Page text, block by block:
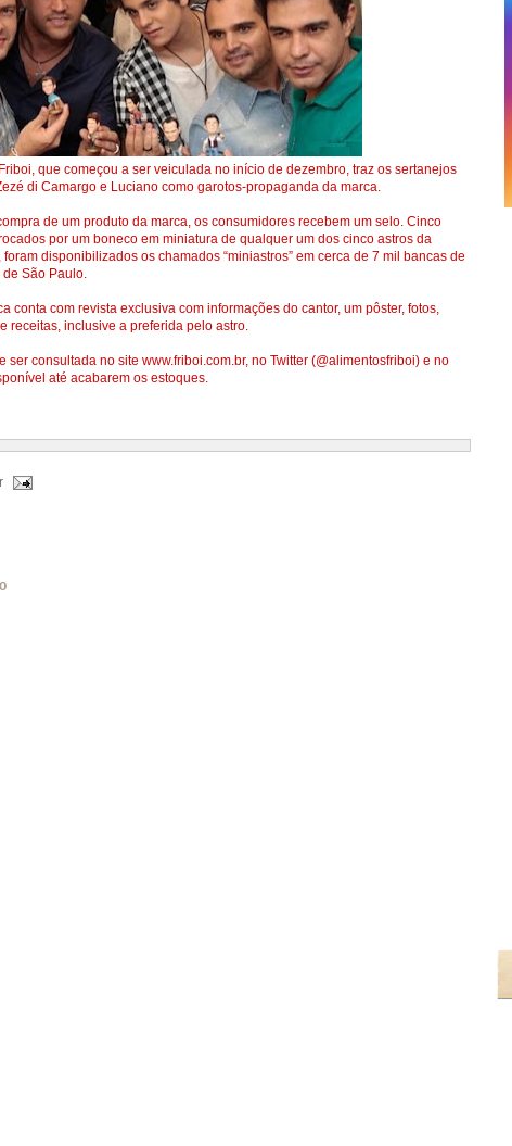
que começou a ser veiculada no início de dezembro, traz os sertanejos
di Camargo e Luciano como garotos-propaganda da marca.
de um produto da marca, os consumidores recebem um selo. Cinco
por um boneco em miniatura de qualquer um dos cinco astros da
disponibilizados os chamados “miniastros” em cerca de 7 mil bancas de
São Paulo.
conta com revista exclusiva com informações do cantor, um pôster, fotos,
receitas, inclusive a preferida pelo astro.
ser consultada no site www.friboi.com.br, no Twitter (@alimentosfriboi) e no
até acabarem os estoques.